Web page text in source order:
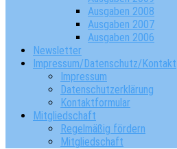
Ausgaben 2008
Ausgaben 2007
Ausgaben 2006
Newsletter
Impressum/Datenschutz/Kontakt
Impressum
Datenschutzerklärung
Kontaktformular
Mitgliedschaft
Regelmäßig fördern
Mitgliedschaft